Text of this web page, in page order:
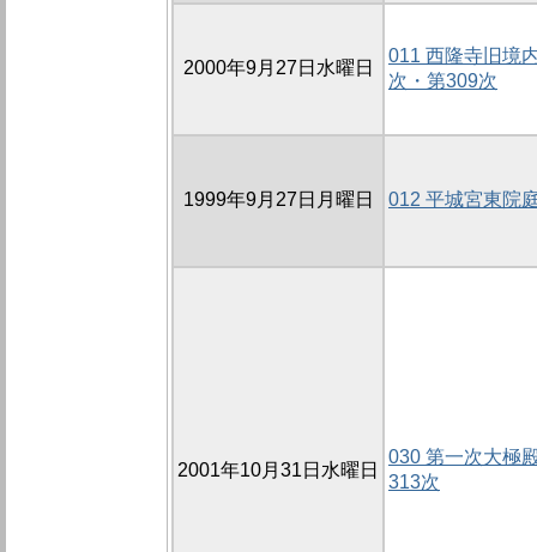
2000年9月27日水曜日
011 西隆寺旧境
次・第309次
1999年9月27日月曜日 012 平城宮東院
2001年10月31日水曜日
030 第一次大極
313次